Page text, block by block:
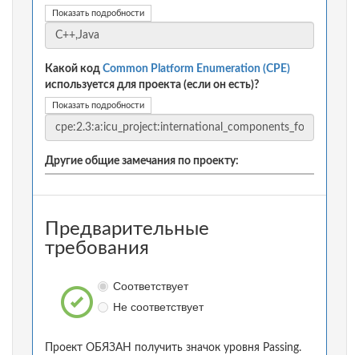
Показать подробности
Какой код Common Platform Enumeration (CPE)
используется для проекта (если он есть)?
Показать подробности
Другие общие замечания по проекту:
Предварительные
требования
Соответствует
Не соответствует
Проект ОБЯЗАН получить значок уровня Passing.